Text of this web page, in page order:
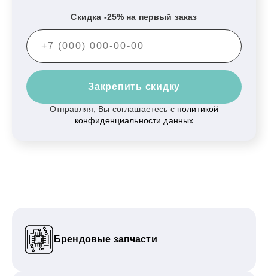
Скидка -25% на первый заказ
Закрепить скидку
Отправляя, Вы соглашаетесь с политикой
конфиденциальности данных
Брендовые запчасти